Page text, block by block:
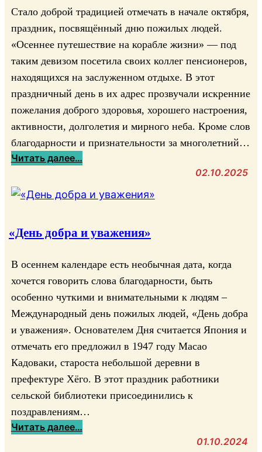
Стало доброй традицией отмечать в начале октября,
праздник, посвящённый дню пожилых людей.
«Осеннее путешествие на корабле жизни» — под
таким девизом посетила своих коллег пенсионеров,
находящихся на заслуженном отдыхе. В этот
праздничный день в их адрес прозвучали искренние
пожелания доброго здоровья, хорошего настроения,
активности, долголетия и мирного неба. Кроме слов
благодарности и признательности за многолетний…
Читать далее…:
е
н
т
е
ш
е
с
т
в
е
н
02.10.2025
«День добра и уважения»
В осеннем календаре есть необычная дата, когда
хочется говорить слова благодарности, быть
особенно чуткими и внимательными к людям –
Международный день пожилых людей, «День добра
и уважения». Основателем Дня считается Япония и
отмечать его предложил в 1947 году Масао
Кадоваки, староста небольшой деревни в
префектуре Хёго. В этот праздник работники
сельской библиотеки присоединились к
поздравлениям…
Читать далее…
01.10.2024